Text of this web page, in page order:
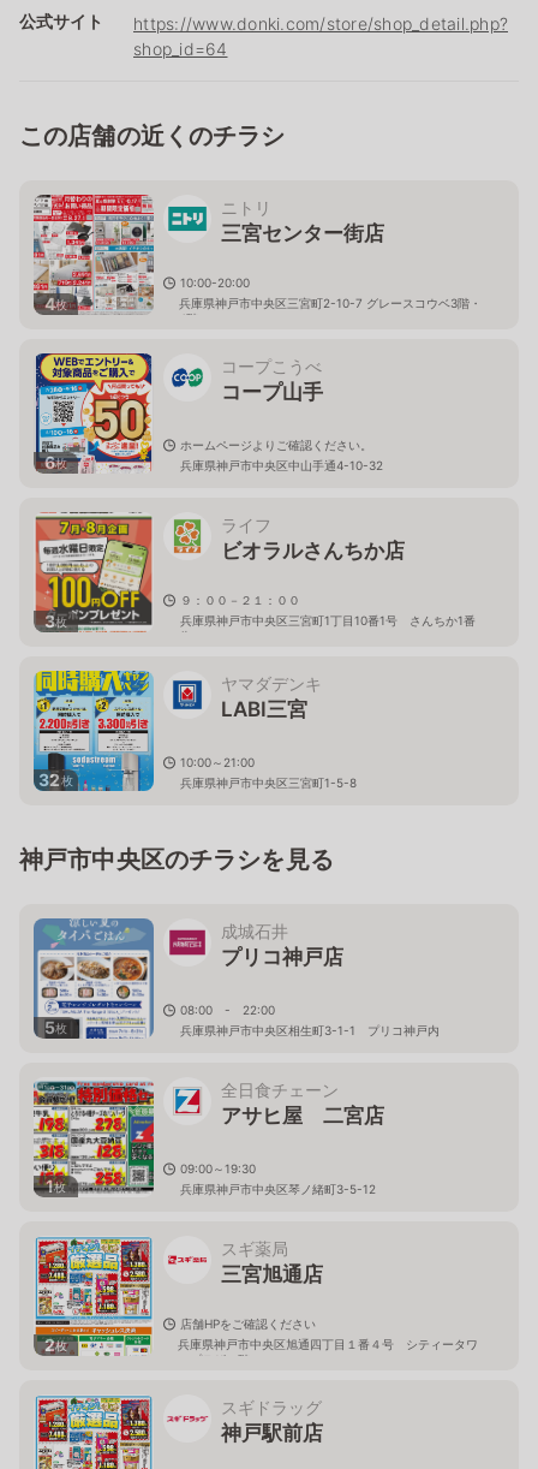
公式サイト
https://www.donki.com/store/shop_detail.php?
shop_id=64
この店舗の近くのチラシ
4枚
ニトリ
三宮センター街店
10:00-20:00
兵庫県神戸市中央区三宮町2-10-7 グレースコウベ3階・
4階
6枚
コープこうべ
コープ山手
ホームページよりご確認ください。
兵庫県神戸市中央区中山手通4-10-32
3枚
ライフ
ビオラルさんちか店
９：００－２１：００
兵庫県神戸市中央区三宮町1丁目10番1号 さんちか1番
街
32枚
ヤマダデンキ
LABI三宮
10:00～21:00
兵庫県神戸市中央区三宮町1-5-8
神戸市中央区のチラシを見る
5枚
成城石井
プリコ神戸店
08:00 - 22:00
兵庫県神戸市中央区相生町3-1-1 プリコ神戸内
1枚
全日食チェーン
アサヒ屋 二宮店
09:00～19:30
兵庫県神戸市中央区琴ノ緒町3-5-12
2枚
スギ薬局
三宮旭通店
店舗HPをご確認ください
兵庫県神戸市中央区旭通四丁目１番４号 シティータワ
ープラザ２階
スギドラッグ
神戸駅前店